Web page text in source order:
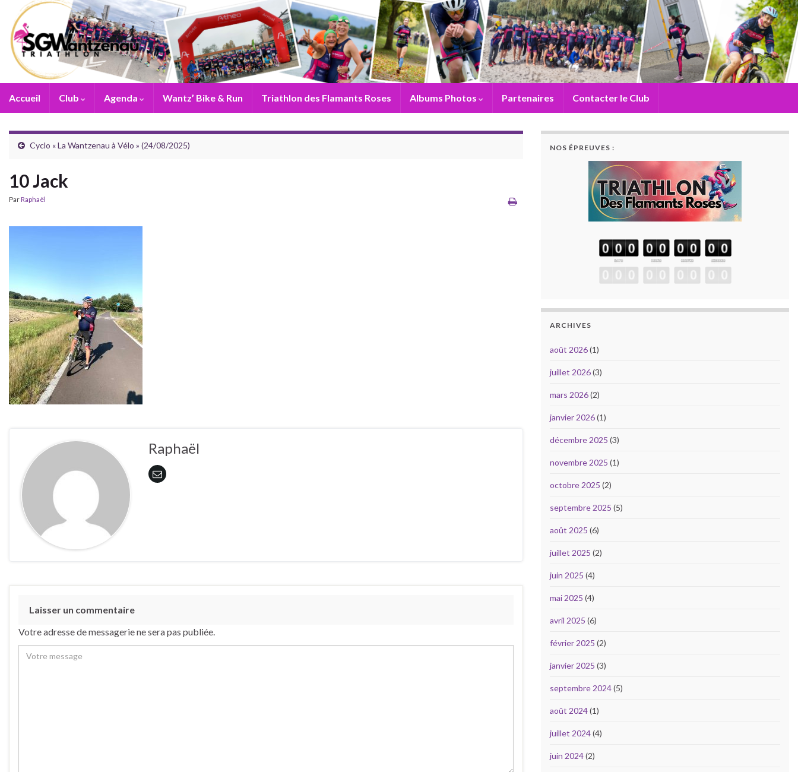
Accueil Club Agenda Wantz’ Bike & Run Triathlon des Flamants Roses Albums Photos Partenaires Contacter le Club
Cyclo « La Wantzenau à Vélo » (24/08/2025)
10 Jack
ParRaphaël
Raphaël
Laisser un commentaire
Votre adresse de messagerie ne sera pas publiée.
NOS ÉPREUVES :
ARCHIVES
août 2026(1)
juillet 2026(3)
mars 2026(2)
janvier 2026(1)
décembre 2025 (3)
novembre 2025 (1)
octobre 2025 (2)
septembre 2025 (5)
août 2025 (6)
juillet 2025 (2)
juin 2025 (4)
mai 2025 (4)
avril 2025 (6)
février 2025 (2)
janvier 2025 (3)
septembre 2024(5)
août 2024(1)
juillet 2024(4)
juin 2024(2)